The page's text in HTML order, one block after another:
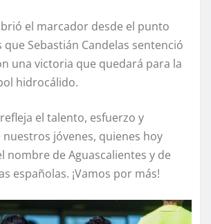
el marcador desde el punto
Sebastián Candelas sentenció
una victoria que quedará para la
hidrocálido.
el talento, esfuerzo y
jóvenes, quienes hoy
nombre de Aguascalientes y de
españolas. ¡Vamos por más!